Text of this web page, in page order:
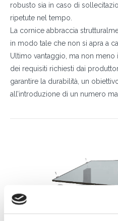
robusto sia in caso di
ripetute nel tempo.
La cornice abbraccia
in modo tale che non si apra a
Ultimo vantaggio, ma non
dei requisiti richiesti dai
garantire la durabilità, un
all’introduzione di un numero